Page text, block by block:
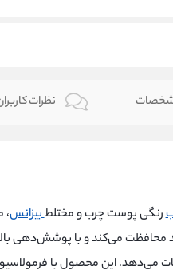
نظرات
رنگی پوست چرب و مختلطبیزانس
محافظت می‌کند و با پوشش‌دهی
می‌دهد. این محصول با